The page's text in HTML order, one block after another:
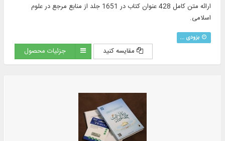
ارائه متن کامل 428 عنوان کتاب در 1651 جلد از منابع مرجع در علوم
اسلامی.
بزودی ...
مقایسه کنید جزئیات محصول